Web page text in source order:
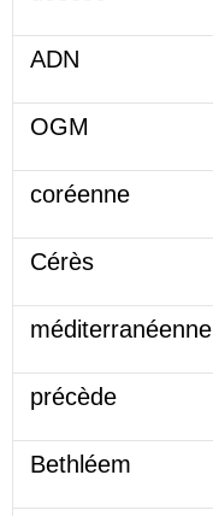
ADN
OGM
coréenne
Cérès
méditerranéenne
précède
Bethléem